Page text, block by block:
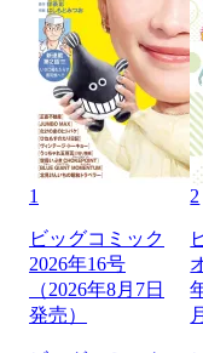
1
ビッグコミック
2026年16号
（2026年8月7日
発売）
2